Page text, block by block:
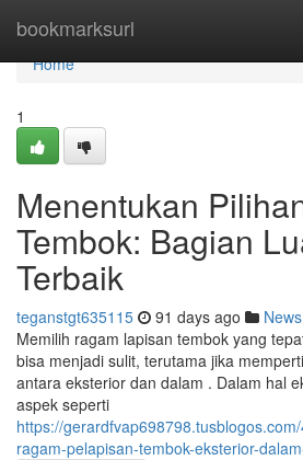
bookmarksurl
Home
Home
1
Menentukan
Tembok: Bagian
Terbaik
teganstgt635115 91 days ago News
Memilih ragam lapisan tembok yang
bisa menjadi sulit, terutama jika
antara eksterior dan dalam . Dalam hal
aspek seperti
https://
ragam-pelapisan-tembok-eksterior-